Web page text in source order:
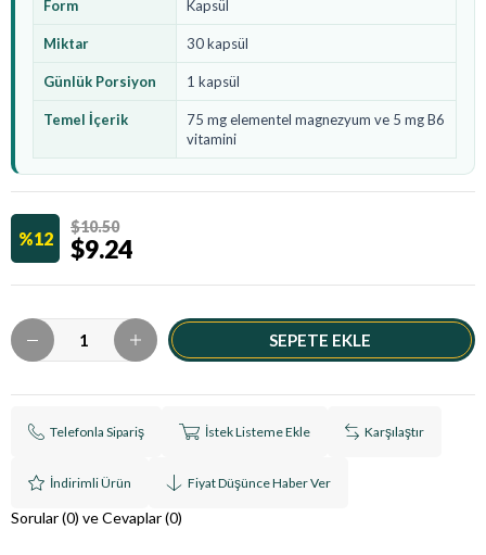
Form Kapsül
Miktar 30 kapsül
Günlük Porsiyon 1 kapsül
Temel İçerik
75 mg elementel magnezyum ve 5 mg B6
vitamini
12
$10.50
$9.24
Telefonla Sipariş İstek Listeme Ekle Karşılaştır
İndirimli Ürün Fiyat Düşünce Haber Ver
Sorular (0) ve Cevaplar (0)